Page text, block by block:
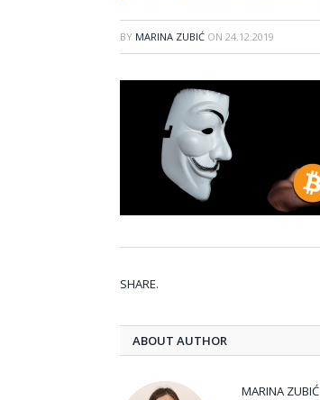
BY MARINA ZUBIĆ ON 24.12.2019
SHARE.
ABOUT AUTHOR
MARINA ZUBIĆ